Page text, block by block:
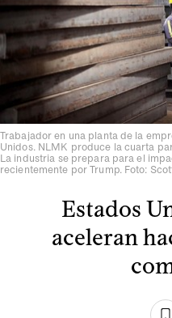
Trabajador en una planta de la
Unidos. NLMK produce la cuarta
La industria se prepara para el
recientemente por Trump. Foto:
Estados
aceleran